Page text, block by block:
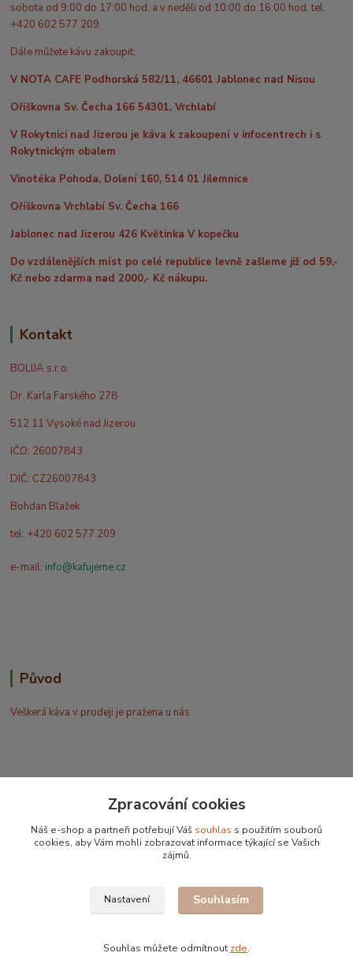
sobota od 9:00 do 17:00 hod. a v neděli od 10:00 do 16:00 hod. tel.
+420 602 577 209
Dále můžete kávu zakoupit:
V NOTA CAFE Podhorská 582/11, 46601 Jablonec nad Nisou
Oříškovna Sv. Čecha 166 54301, Vrchlabí
V Rokytnici nad Jizerou je káva k zakoupení v infocentrech i s
Rokytnickým obalem
Vinotéka Pohoda, Dolení 160, 514 01 Jilemnice
Oříškovna Vrchlabí Sv. Čecha 166
Jablonec nad Jizerou 426 Květinka V kopečku
Do vzdálenějších míst po celé republice levně zašleme již od 59,-
Kč nebo zdarma nad 2000,- Kč nákupu.
Kontakt
BOLIJA s.r.o.
Dr. Karla Farského 278
512 11 Vysoké nad Jizerou
IČO: 26007843
DIČ: CZ26007843
Bohdan Blažek
tel: +420 602 577 209
e-mail: info@kafujeme.cz
Původ
Veškerá káva v prodeji je pražena u nás
+420 602 577 209
Zpracování cookies
Náš e-shop a partneři potřebují Váš souhlas s použitím souborů
cookies, aby Vám mohli zobrazovat informace týkající se Vašich
zájmů.
Nastavení Souhlasím
Souhlas můžete odmítnout zde.